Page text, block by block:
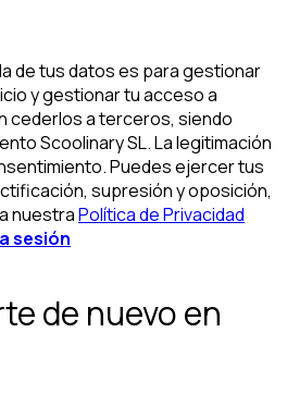
de tus datos es para gestionar
y gestionar tu acceso a
cederlos a terceros, siendo
Scoolinary SL. La legitimación
Puedes ejercer tus
supresión y oposición,
nuestraPolítica de Privacidad
sesión
de nuevo en